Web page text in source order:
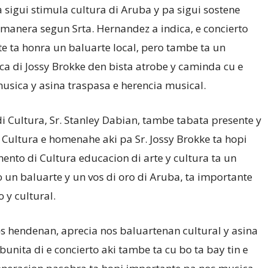
sigui stimula cultura di Aruba y pa sigui sostene
segun Srta. Hernandez a indica, e concierto
ta honra un baluarte local, pero tambe ta un
di Jossy Brokke den bista atrobe y caminda cu e
y asina traspasa e herencia musical.
Cultura, Sr. Stanley Dabian, tambe tabata presente y
e homenahe aki pa Sr. Jossy Brokke ta hopi
di Cultura educacion di arte y cultura ta un
un baluarte y un vos di oro di Aruba, ta importante
y cultural.
hendenan, aprecia nos baluartenan cultural y asina
di e concierto aki tambe ta cu bo ta bay tin e